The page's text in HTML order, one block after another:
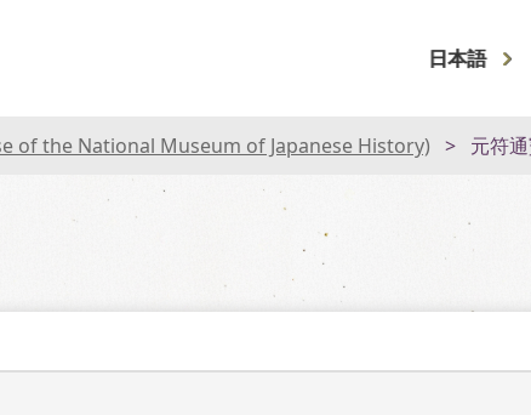
日本語
of the National Museum of Japanese History) 元符